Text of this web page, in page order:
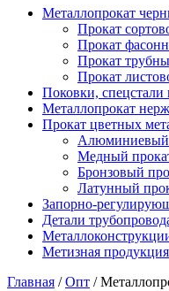
Металлопрокат
Прокат
Прокат
Прокат
Прокат
Поковки, спецстали
Металлопрокат
Прокат цветных
Алюминиевый
Медный
Бронзовый
Латунный
Запорно-
Детали
Метизная продукция
Главная /Опт /